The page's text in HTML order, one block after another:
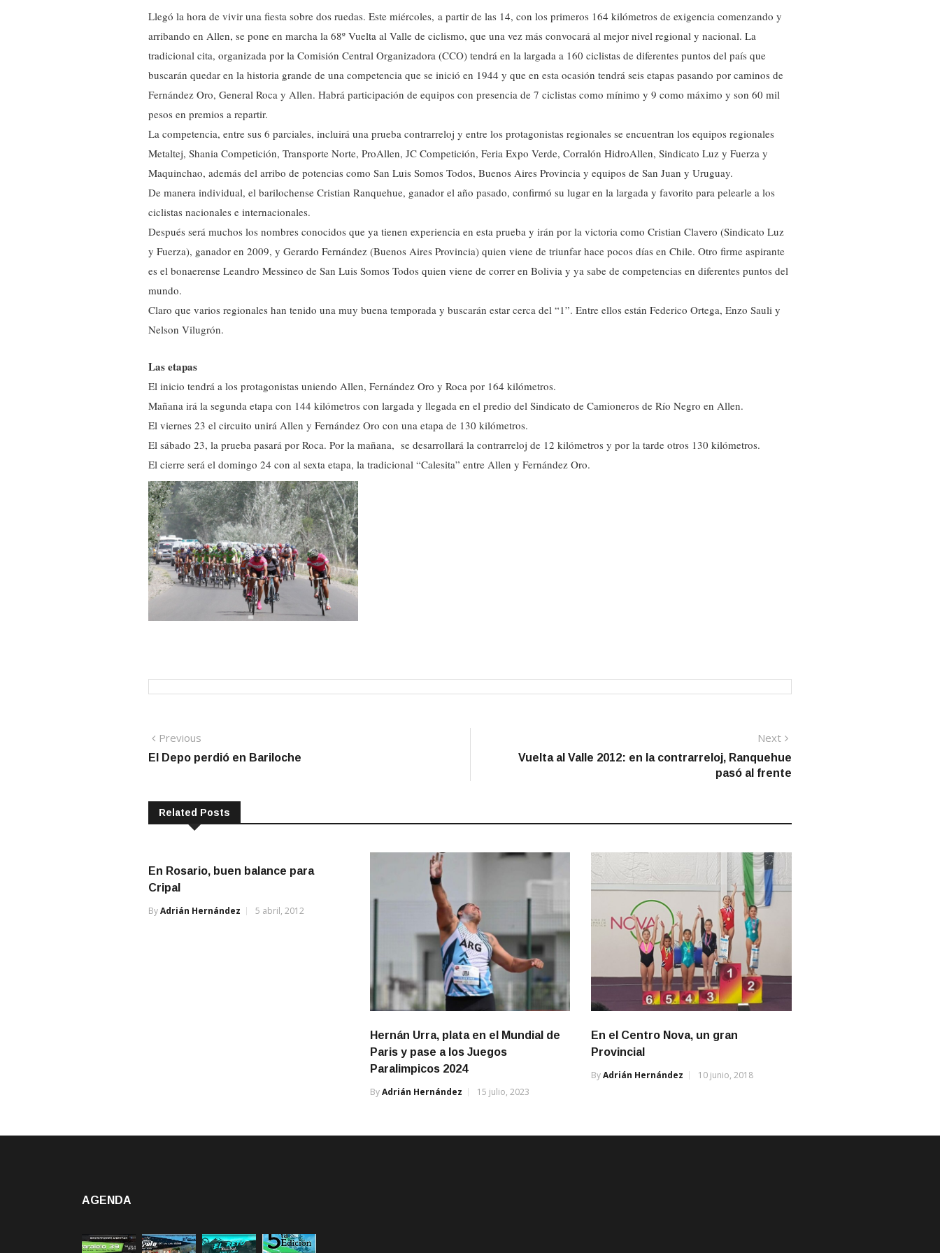
Llegó la hora de vivir una fiesta sobre dos ruedas. Este miércoles, a partir de las 14, con los primeros 164 kilómetros de exigencia comenzando y
arribando en Allen, se pone en marcha la 68º Vuelta al Valle de ciclismo, que una vez más convocará al mejor nivel regional y nacional. La
tradicional cita, organizada por la Comisión Central Organizadora (CCO) tendrá en la largada a 160 ciclistas de diferentes puntos del país que
buscarán quedar en la historia grande de una competencia que se inició en 1944 y que en esta ocasión tendrá seis etapas pasando por caminos de
Fernández Oro, General Roca y Allen. Habrá participación de equipos con presencia de 7 ciclistas como mínimo y 9 como máximo y son 60 mil
pesos en premios a repartir.
La competencia, entre sus 6 parciales, incluirá una prueba contrarreloj y entre los protagonistas regionales se encuentran los equipos regionales
Metaltej, Shania Competición, Transporte Norte, ProAllen, JC Competición, Feria Expo Verde, Corralón HidroAllen, Sindicato Luz y Fuerza y
Maquinchao, además del arribo de potencias como San Luis Somos Todos, Buenos Aires Provincia y equipos de San Juan y Uruguay.
De manera individual, el barilochense Cristian Ranquehue, ganador el año pasado, confirmó su lugar en la largada y favorito para pelearle a los
ciclistas nacionales e internacionales.
Después será muchos los nombres conocidos que ya tienen experiencia en esta prueba y irán por la victoria como Cristian Clavero (Sindicato Luz
y Fuerza), ganador en 2009, y Gerardo Fernández (Buenos Aires Provincia) quien viene de triunfar hace pocos días en Chile. Otro firme aspirante
es el bonaerense Leandro Messineo de San Luis Somos Todos quien viene de correr en Bolivia y ya sabe de competencias en diferentes puntos del
mundo.
Claro que varios regionales han tenido una muy buena temporada y buscarán estar cerca del “1”. Entre ellos están Federico Ortega, Enzo Sauli y
Nelson Vilugrón.
Las etapas
El inicio tendrá a los protagonistas uniendo Allen, Fernández Oro y Roca por 164 kilómetros.
Mañana irá la segunda etapa con 144 kilómetros con largada y llegada en el predio del Sindicato de Camioneros de Río Negro en Allen.
El viernes 23 el circuito unirá Allen y Fernández Oro con una etapa de 130 kilómetros.
El sábado 23, la prueba pasará por Roca. Por la mañana, se desarrollará la contrarreloj de 12 kilómetros y por la tarde otros 130 kilómetros.
El cierre será el domingo 24 con al sexta etapa, la tradicional “Calesita” entre Allen y Fernández Oro.
Navegación
de
Previous
post:
El Depo perdió en Bariloche
Next
Vuelta al Valle 2012: en la contrarreloj, Ranquehue
pasó al frente
Related Posts
En Rosario, buen balance para
Cripal
ByAdrián Hernández 5 abril, 2012
Hernán Urra, plata en el Mundial de
Paris y pase a los Juegos
Paralimpicos 2024
ByAdrián Hernández 15 julio, 2023
En el Centro Nova, un gran
Provincial
ByAdrián Hernández 10 junio, 2018
AGENDA